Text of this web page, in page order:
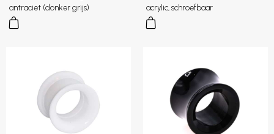
antraciet (donker grijs)
acrylic, schroefbaar